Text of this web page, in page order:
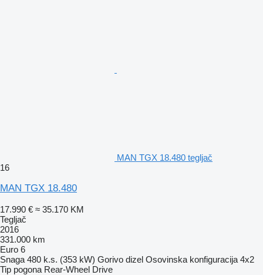
MAN TGX 18.480 tegljač
16
MAN TGX 18.480
17.990 € ≈ 35.170 KM
Tegljač
2016
331.000 km
Euro 6
Snaga 480 k.s. (353 kW) Gorivo dizel Osovinska konfiguracija 4x2
Tip pogona Rear-Wheel Drive